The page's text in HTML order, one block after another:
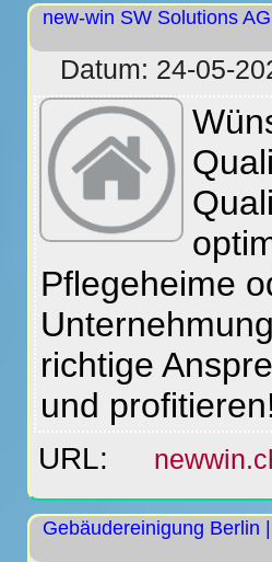
new-win SW Solutions
Datum: 24-05-
Pflegeheime
richtige
und profitieren!
URL:
Gebäudereinigung Berlin